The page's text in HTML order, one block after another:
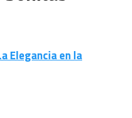
Elegancia en la